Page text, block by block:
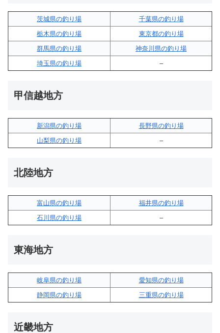
茨城県の釣り場
千葉県の釣り場
栃木県の釣り場
東京都の釣り場
群馬県の釣り場
神奈川県の釣り場
埼玉県の釣り場
–
甲信越地方
新潟県の釣り場
長野県の釣り場
山梨県の釣り場
–
北陸地方
富山県の釣り場
福井県の釣り場
石川県の釣り場
–
東海地方
岐阜県の釣り場
愛知県の釣り場
静岡県の釣り場
三重県の釣り場
近畿地方